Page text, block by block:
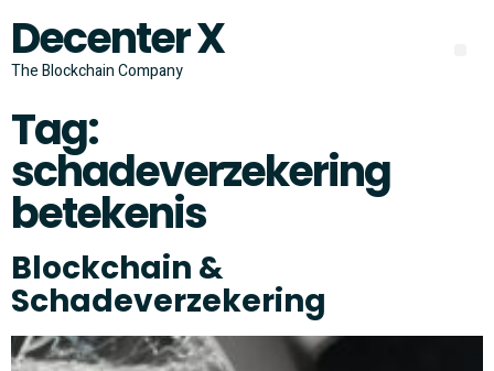
Decenter X
The Blockchain Company
Tag:
schadeverzekering
betekenis
Blockchain &
Schadeverzekering